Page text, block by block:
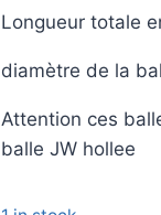
Longueur totale
diamètre de la
Attention ces
balle JW hollee